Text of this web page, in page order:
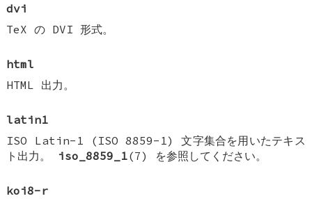
dvi
TeX の DVI 形式。
html
HTML 出力。
latin1
ISO Latin-1 (ISO 8859-1) 文字集合を用いたテキス
ト出力。 iso_8859_1(7) を参照してください。
koi8-r